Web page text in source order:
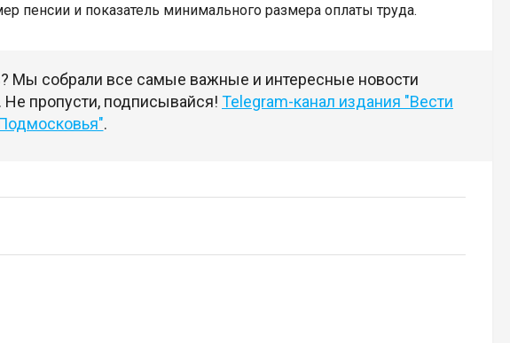
пенсии и показатель минимального размера оплаты труда.
Мы собрали все самые важные и интересные новости
Не пропусти, подписывайся! Telegram-канал издания "Вести
.